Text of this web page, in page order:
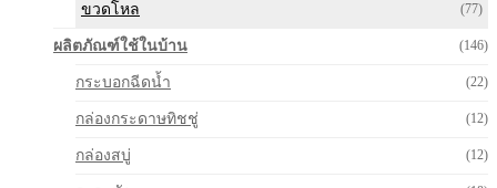
ขวดโหล (77)
ผลิตภัณฑ์ใช้ในบ้าน (146)
กระบอกฉีดน้ำ (22)
กล่องกระดาษทิชชู่ (12)
กล่องสบู่ (12)